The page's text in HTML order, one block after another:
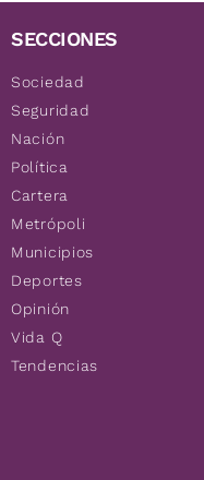
SECCIONES
Sociedad
Seguridad
Nación
Política
Cartera
Metrópoli
Municipios
Deportes
Opinión
Vida Q
Tendencias